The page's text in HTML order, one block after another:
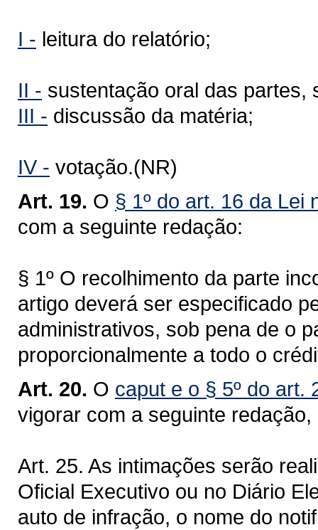
I - leitura do relatório;
II - sustentação oral das partes,
III - discussão da matéria;
IV - votação.(NR)
Art. 19. O § 1º do art. 16 da Lei
com a seguinte redação:
§ 1º O recolhimento da parte
artigo deverá ser especificado
administrativos, sob pena de o
proporcionalmente a todo o
Art. 20. O caput e o § 5º do art.
vigorar com a seguinte
Art. 25. As intimações serão
Oficial Executivo ou no Diário
auto de infração, o nome do